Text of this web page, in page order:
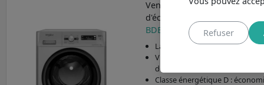
Vendu au
meilleur prix à
d'économies), découvrez
BDE76435WVFRaux
Lave-linge hublot
Vitesse d'essorage 1400
de textiles
Classe énergétique D :
Refuser